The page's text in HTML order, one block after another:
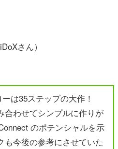
さん）
は35ステップの大作！
合わせてシンプルに作りが
のポテンシャルを示
も今後の参考にさせていた